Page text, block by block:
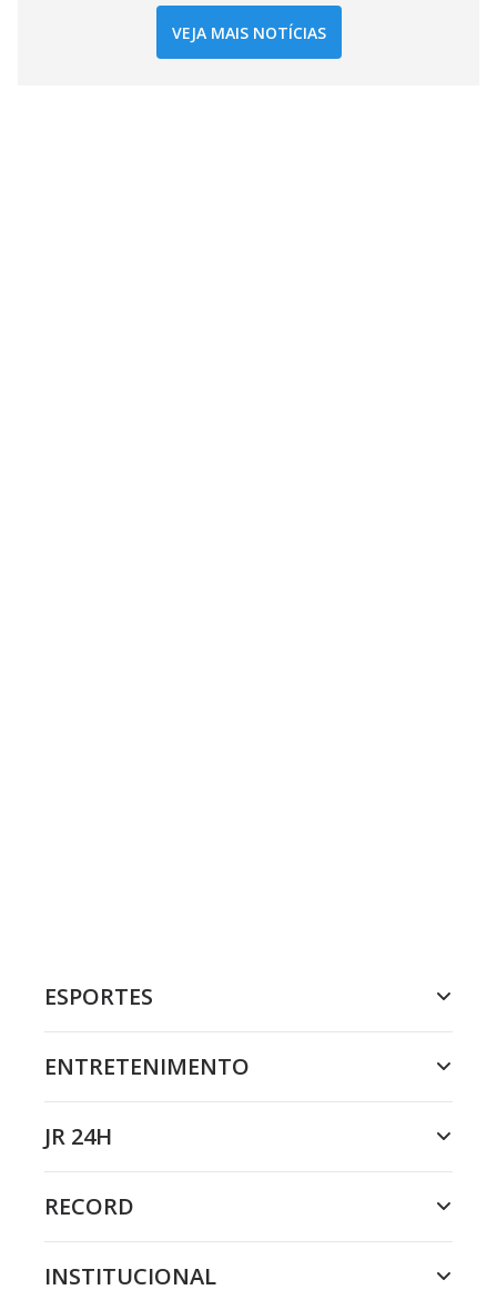
VEJA MAIS NOTÍCIAS
ESPORTES
ENTRETENIMENTO
JR 24H
RECORD
INSTITUCIONAL